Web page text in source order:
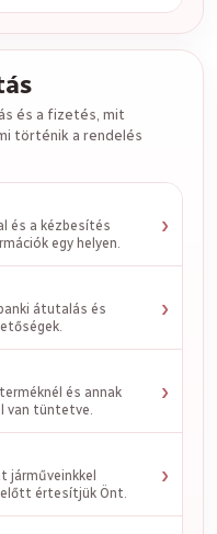
és a fizetés, mit
történik a rendelés
és a kézbesítés
egy helyen.
›
átutalás és
›
és annak
van tüntetve.
›
járműveinkkel
értesítjük Önt.
›